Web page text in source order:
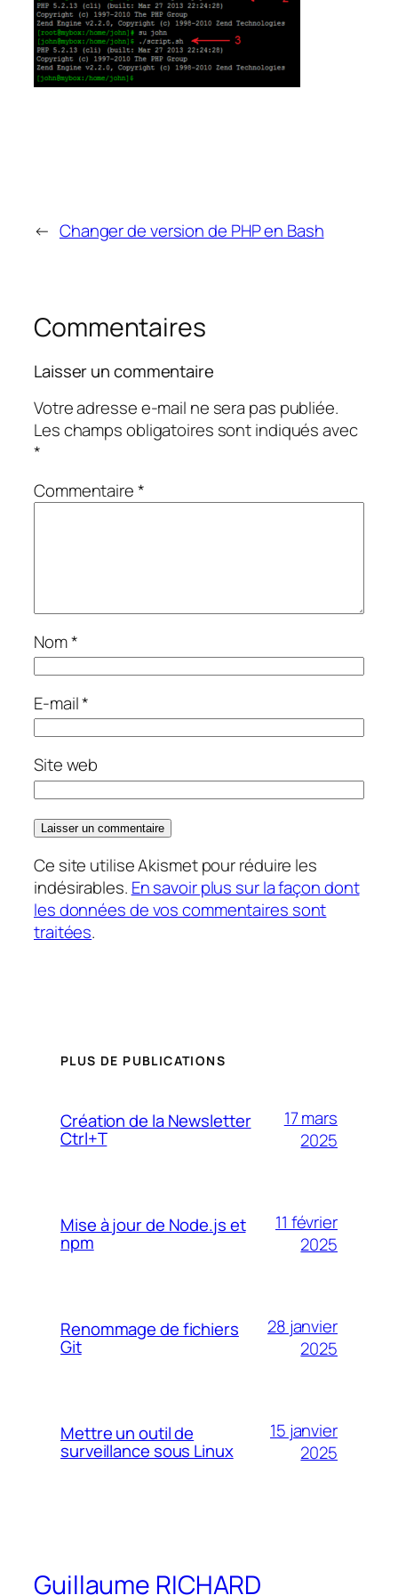
← Changer de version de PHP en Bash
Commentaires
Laisser un commentaire
Votre adresse e-mail ne sera pas publiée.
Les champs obligatoires sont indiqués avec
*
Commentaire*
Nom*
E-mail*
Site web
Ce site utilise Akismet pour réduire les
indésirables. En savoir plus sur la façon dont
les données de vos commentaires sont
traitées.
PLUS DE PUBLICATIONS
Création de la Newsletter
Ctrl+T
17 mars
2025
Mise à jour de Node.js et
npm
11 février
2025
Renommage de fichiers
Git
28 janvier
2025
Mettre un outil de
surveillance sous Linux
15 janvier
2025
Guillaume RICHARD